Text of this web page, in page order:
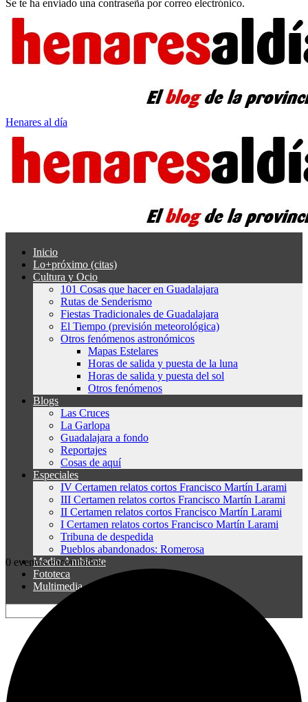
Se te ha enviado una contraseña por correo electrónico.
Henares al día
Inicio
Lo+próximo (citas)
Cultura y Ocio
101 Cosas que hacer en Guadalajara
Rutas de Senderismo
Fiestas Tradicionales de Guadalajara
El Tiempo (previsión meteorológica)
Otros fenómenos astronómicos
Mapas Estelares
Horas de salida y puesta de la luna
Horas de salida y puesta del sol
Otros fenómenos
Blogs
Las Cruces
La Garlopa
Guadalajara a fondo
Reportajes
Cosas de aquí
Especiales
IV Certamen relatos cortos Francisco Martín Larami
III Certamen relatos cortos Francisco Martín Larami
II Certamen relatos cortos Francisco Martín Larami
I Certamen relatos cortos Francisco Martín Larami
Tribuna de despedida
Pueblos abandonados: Romerosa
Medio Ambiente
Fototeca
Multimedia
0 eventos encontrados.